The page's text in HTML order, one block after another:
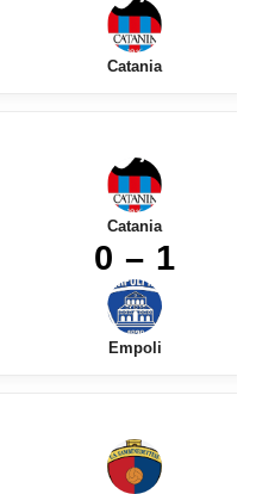
Catania
Catania
0 – 1
Empoli